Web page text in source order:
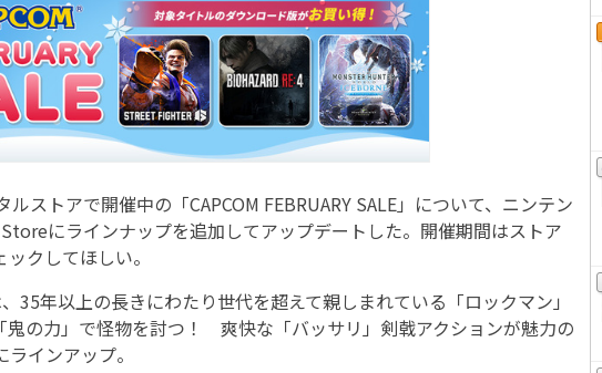
ストアで開催中の「CAPCOM FEBRUARY SALE」について、ニンテン
にラインナップを追加してアップデートした。開催期間はストア
クしてほしい。
35年以上の長きにわたり世代を超えて親しまれている「ロックマン」
鬼の力」で怪物を討つ！ 爽快な「バッサリ」剣戟アクションが魅力の
インアップ。